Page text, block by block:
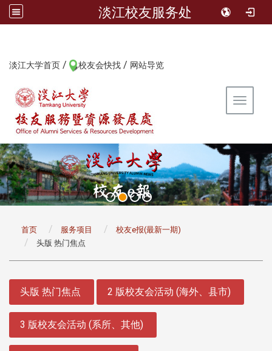
淡江校友服务处
淡江大学首页 / 校友会快找 / 网站导览
Toggle
首页 服务项目
校友e报(最新一期)
头版 热门焦点
头版 热门焦点 2 版校友会活动 (海外、县市)
3 版校友会活动 (系所、其他)